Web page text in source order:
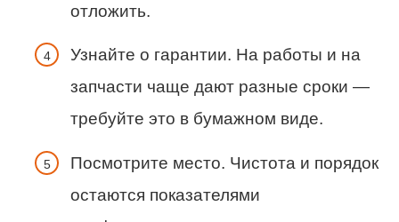
отложить.
Узнайте о гарантии. На работы и на
запчасти чаще дают разные сроки —
требуйте это в бумажном виде.
Посмотрите место. Чистота и порядок
остаются показателями